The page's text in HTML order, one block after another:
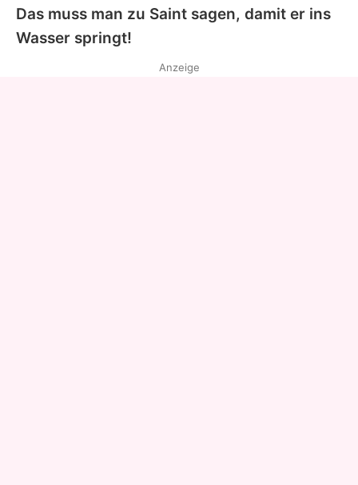
Das muss man zu Saint sagen, damit er ins
Wasser springt!
Anzeige